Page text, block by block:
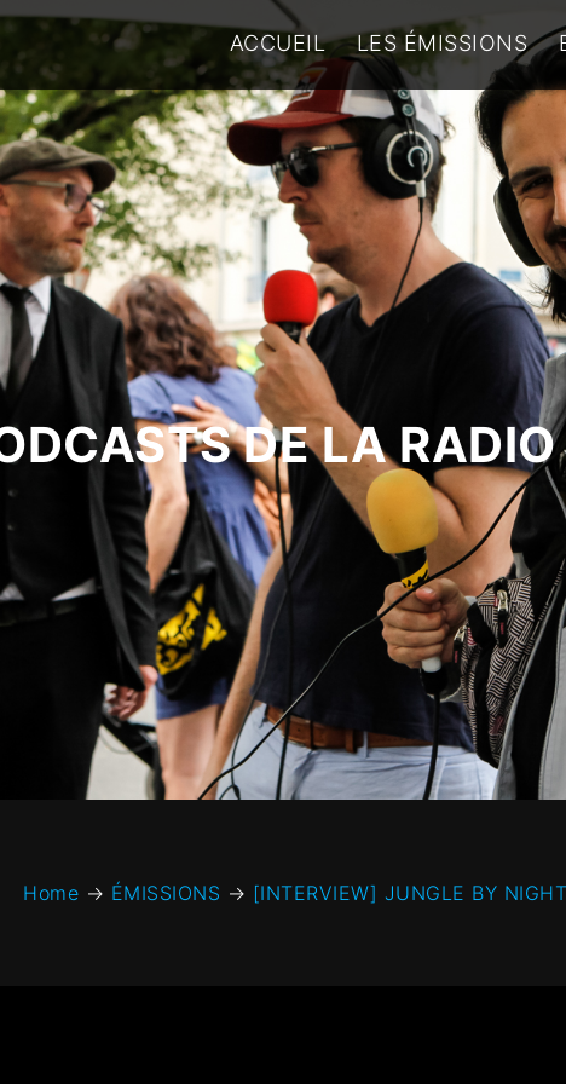
ACCUEIL LES ÉMISSIONS
DE LA
Home → ÉMISSIONS → [INTERVIEW] JUNGLE BY NIGHT